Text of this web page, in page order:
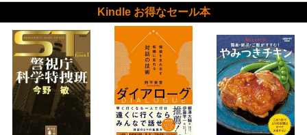
Kindle お得なセール本